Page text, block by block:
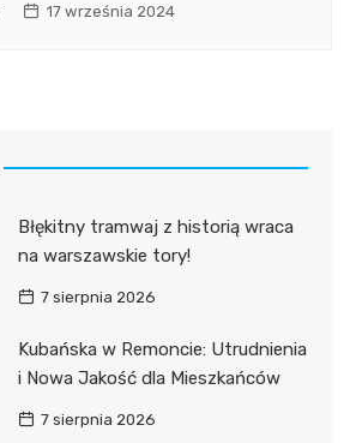
17 września 2024
Błękitny tramwaj z historią wraca
na warszawskie tory!
7 sierpnia 2026
Kubańska w Remoncie: Utrudnienia
i Nowa Jakość dla Mieszkańców
7 sierpnia 2026